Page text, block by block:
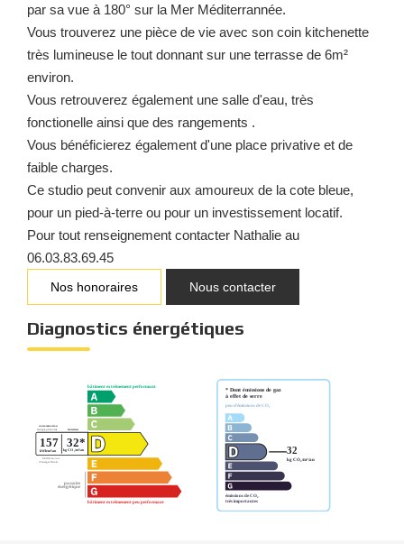
par sa vue à 180° sur la Mer Méditerrannée.
Vous trouverez une pièce de vie avec son coin kitchenette
très lumineuse le tout donnant sur une terrasse de 6m²
environ.
Vous retrouverez également une salle d'eau, très
fonctionelle ainsi que des rangements .
Vous bénéficierez également d'une place privative et de
faible charges.
Ce studio peut convenir aux amoureux de la cote bleue,
pour un pied-à-terre ou pour un investissement locatif.
Pour tout renseignement contacter Nathalie au
06.03.83.69.45
Nos honoraires Nous contacter
Diagnostics énergétiques